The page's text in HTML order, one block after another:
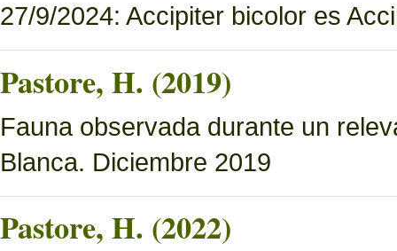
27/9/2024: Accipiter bicolor es
Pastore, H. (2019)
Fauna observada durante un
Blanca. Diciembre 2019
Pastore, H. (2022)